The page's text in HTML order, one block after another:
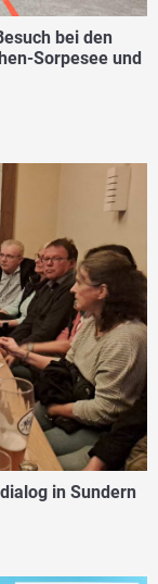
bei den
Sorpesee und
in Sundern